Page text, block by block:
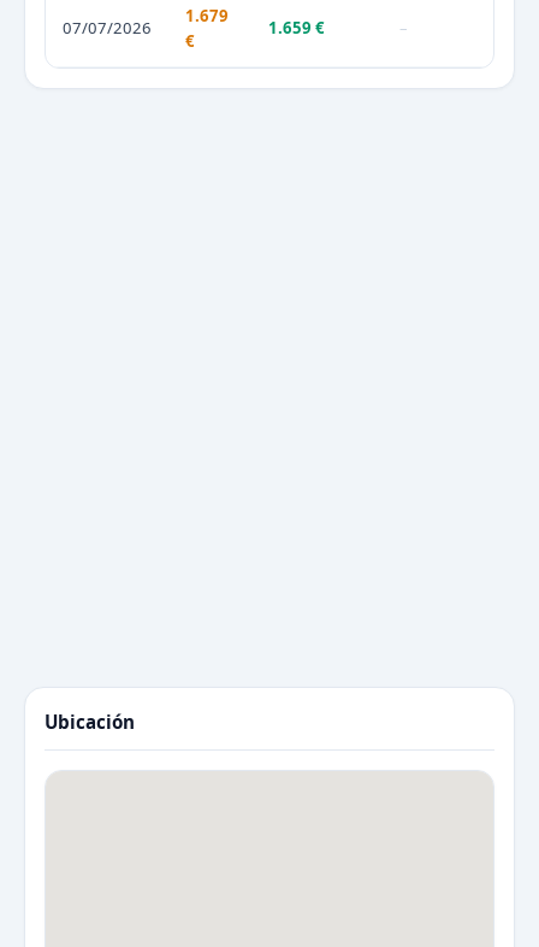
07/07/2026
1.679
€
1.659 € –
Ubicación